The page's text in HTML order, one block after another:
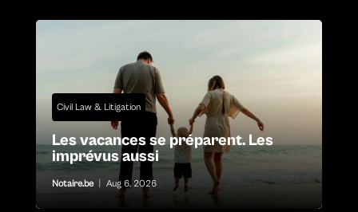
Civil Law & Litigation
Les vacances se préparent. Les
imprévus aussi
Notaire.be Aug 6, 2026